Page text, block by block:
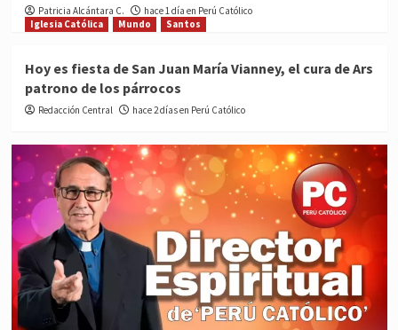
Patricia Alcántara C.
hace 1 día en Perú Católico
Iglesia Católica
Mundo Santos
Hoy es fiesta de San Juan María Vianney, el cura de Ars
patrono de los párrocos
Redacción Central hace 2 días en Perú Católico